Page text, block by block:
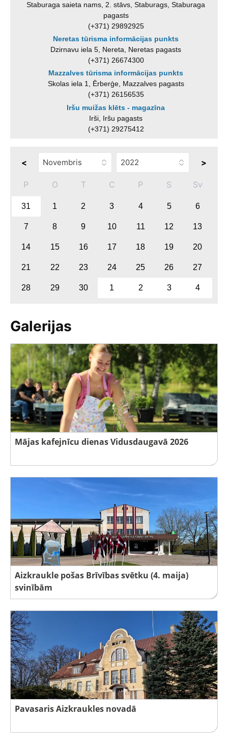
Staburaga saieta nams, 2. stāvs, Staburags, Staburaga
pagasts
(+371) 29892925
Neretas tūrisma informācijas punkts
Dzirnavu iela 5, Nereta, Neretas pagasts
(+371) 26674300
Mazzalves tūrisma informācijas punkts
Skolas iela 1, Ērberģe, Mazzalves pagasts
(+371) 26156535
Iršu muižas klēts - magazīna
Irši, Iršu pagasts
(+371) 29275412
< >
P O T C P S Sv
31 1 2 3 4 5 6
7 8 9 10 11 12 13
14 15 16 17 18 19 20
21 22 23 24 25 26 27
28 29 30 1 2 3 4
Galerijas
Mājas kafejnīcu dienas Vidusdaugavā 2026
Aizkraukle pošas Brīvības svētku (4. maija)
svinībām
Pavasaris Aizkraukles novadā